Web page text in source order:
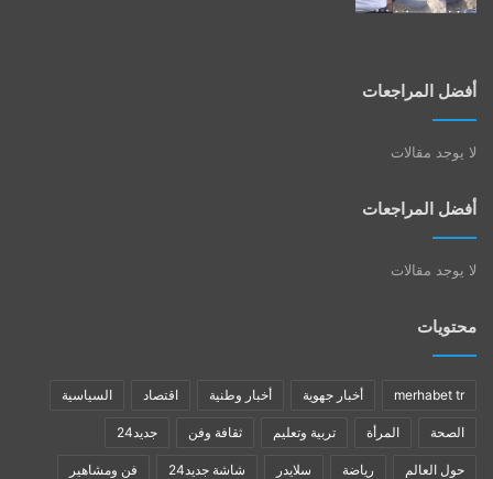
أفضل المراجعات
لا يوجد مقالات
أفضل المراجعات
لا يوجد مقالات
محتويات
merhabet tr أخبار جهوية أخبار وطنية اقتصاد السياسية
الصحة المرأة تربية وتعليم ثقافة وفن جديد24
حول العالم رياضة سلايدر شاشة جديد24 فن ومشاهير